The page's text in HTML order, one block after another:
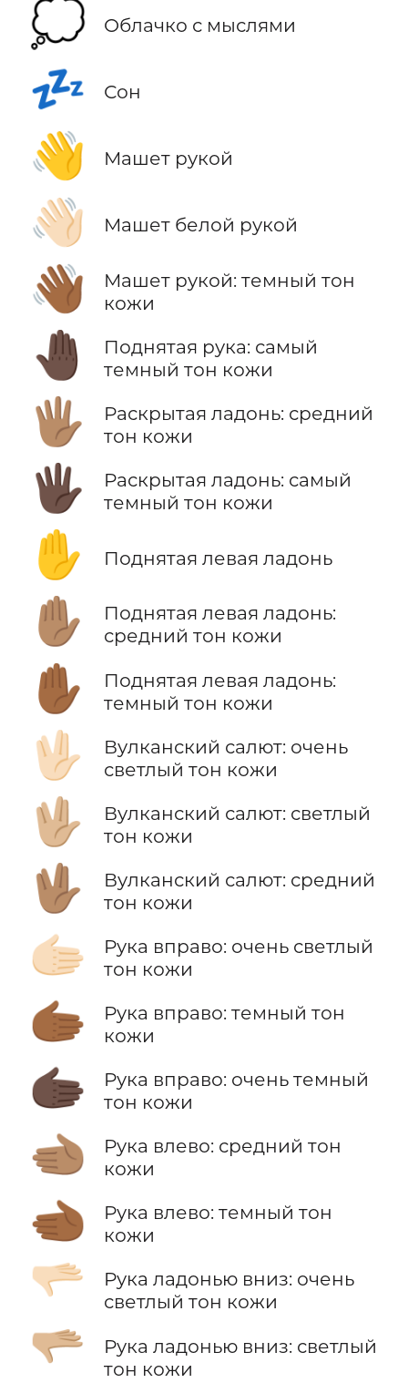
💭 Облачко с мыслями
💤 Сон
👋 Машет рукой
👋🏻 Машет белой рукой
👋🏾
Машет рукой: темный тон
кожи
🤚🏿
Поднятая рука: самый
темный тон кожи
🖐🏽
Раскрытая ладонь: средний
тон кожи
🖐🏿
Раскрытая ладонь: самый
темный тон кожи
✋ Поднятая левая ладонь
✋🏽
Поднятая левая ладонь:
средний тон кожи
✋🏾
Поднятая левая ладонь:
темный тон кожи
🖖🏻
Вулканский салют: очень
светлый тон кожи
🖖🏼
Вулканский салют: светлый
тон кожи
🖖🏽
Вулканский салют: средний
тон кожи
🫱🏻
Рука вправо: очень светлый
тон кожи
🫱🏾
Рука вправо: темный тон
кожи
🫱🏿
Рука вправо: очень темный
тон кожи
🫲🏽
Рука влево: средний тон
кожи
🫲🏾
Рука влево: темный тон
кожи
🫳🏻
Рука ладонью вниз: очень
светлый тон кожи
🫳🏼
Рука ладонью вниз: светлый
тон кожи